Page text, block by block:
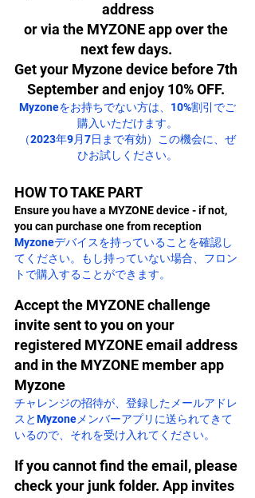
address
or via the MYZONE app over the
next few days.
Get your Myzone device before 7th
September and enjoy 10% OFF.
Myzoneをお持ちでない方は、10%割引でご
購入いただけます。
（2023年9月7日まで有効）この機会に、ぜ
ひお試しください。
HOW TO TAKE PART
Ensure you have a MYZONE device - if not,
you can purchase one from reception
Myzoneデバイスを持っていることを確認し
てください。もし持っていない場合、フロン
トで購入することができます。
Accept the MYZONE challenge
invite sent to you on your
registered MYZONE email address
and in the MYZONE member app
Myzone
チャレンジの招待が、登録したメールアドレ
スとMyzoneメンバーアプリに送られてきて
いるので、それを受け入れてください。
If you cannot find the email, please
check your junk folder. App invites